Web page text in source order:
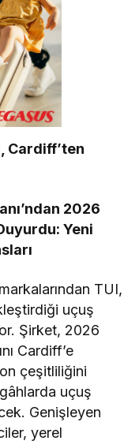
Cardiff’ten
2026
Yeni
TUI,
uçuş
Şirket, 2026
Cardiff’e
çeşitliliğini
uçuş
Genişleyen
yerel